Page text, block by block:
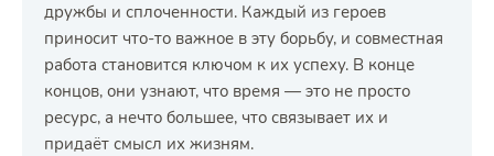
дружбы и сплоченности. Каждый из героев
приносит что-то важное в эту борьбу, и совместная
работа становится ключом к их успеху. В конце
концов, они узнают, что время — это не просто
ресурс, а нечто большее, что связывает их и
придаёт смысл их жизням.